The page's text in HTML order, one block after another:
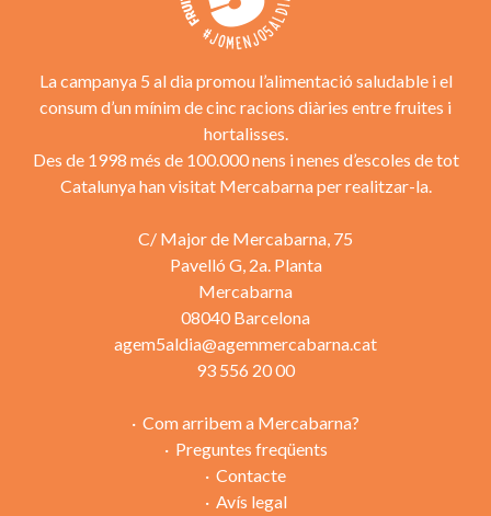
La campanya 5 al dia promou l’alimentació saludable i el
consum d’un mínim de cinc racions diàries entre fruites i
hortalisses.
Des de 1998 més de 100.000 nens i nenes d’escoles de tot
Catalunya han visitat Mercabarna per realitzar-la.
C/ Major de Mercabarna, 75
Pavelló G, 2a. Planta
Mercabarna
08040 Barcelona
agem5aldia@agemmercabarna.cat
93 556 20 00
Com arribem a Mercabarna?
Preguntes freqüents
Contacte
Avís legal